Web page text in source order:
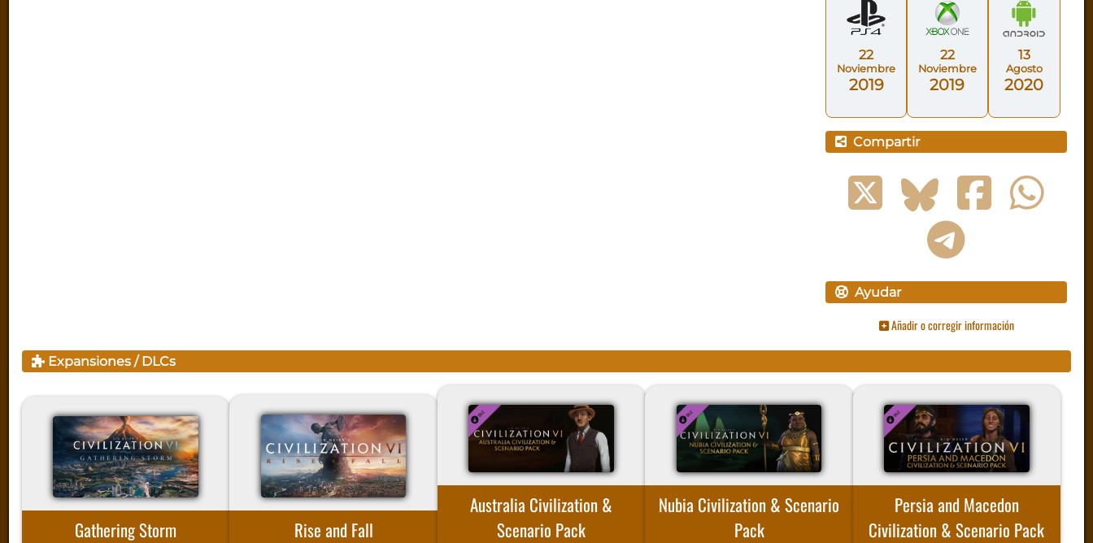
22
Noviembre
2019
22
Noviembre
2019
13
Agosto
2020
Compartir
Ayudar
Añadir o corregir información
Expansiones / DLCs
Gathering Storm Rise and Fall
Australia Civilization &
Scenario Pack
Nubia Civilization & Scenario
Pack
Persia and Macedon
Civilization & Scenario Pack